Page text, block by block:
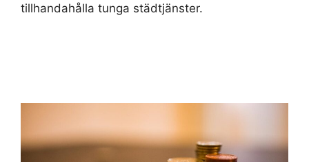
tillhandahålla tunga städtjänster.